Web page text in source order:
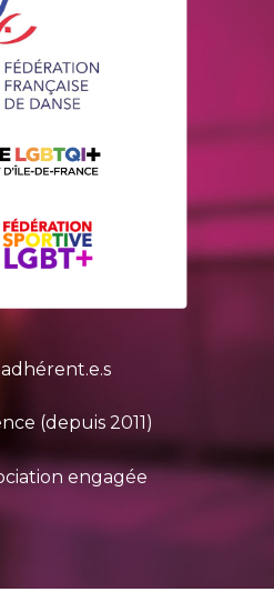
(depuis 2011)
engagée